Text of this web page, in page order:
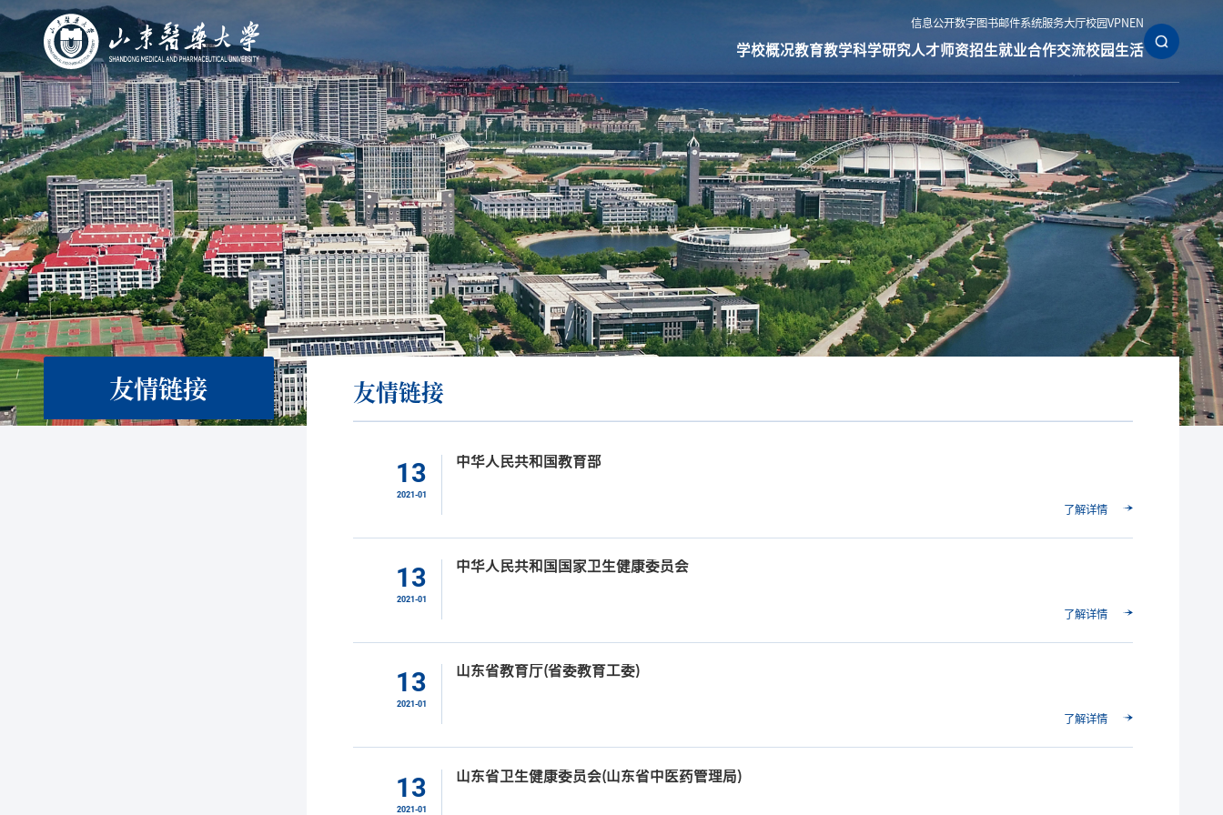
信息公开数字图书邮件系统服务大厅校园VPN EN
学校概况教育教学科学研究人才师资招生就业合作交流校园生活
友情链接 友情链接
13
2021-01
中华人民共和国教育部
了解详情
13
2021-01
中华人民共和国国家卫生健康委员会
了解详情
13
2021-01
山东省教育厅(省委教育工委)
了解详情
13
2021-01
山东省卫生健康委员会(山东省中医药管理局)